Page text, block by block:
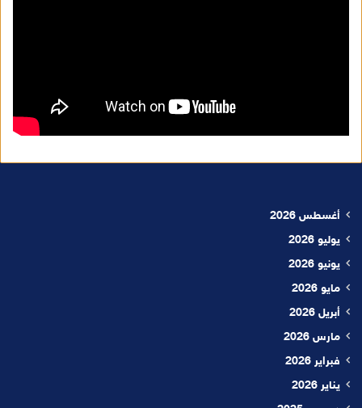
أغسطس 2026
يوليو 2026
يونيو 2026
مايو 2026
أبريل 2026
مارس 2026
فبراير 2026
يناير 2026